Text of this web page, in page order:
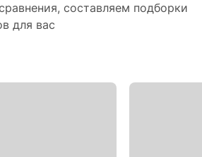
составляем подборки
для вас